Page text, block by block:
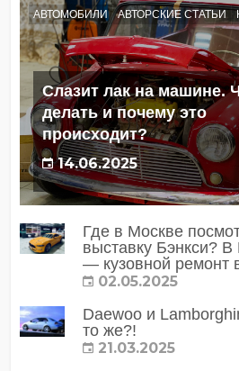
АВТОМОБИЛИ АВТОРСКИЕ СТАТЬИ
Слазит лак на машине.
делать и почему это
происходит?
14.06.2025
Где в Москве
выставку Бэнкси? В
— кузовной ремонт
02.05.2025
Daewoo и
то же?!
21.03.2025